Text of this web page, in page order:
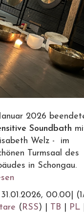
2026
Soundbath
Welz - im
Turmsaal des
in Schongau.
31.01.2026, 00.00
( RSS) | TB PL